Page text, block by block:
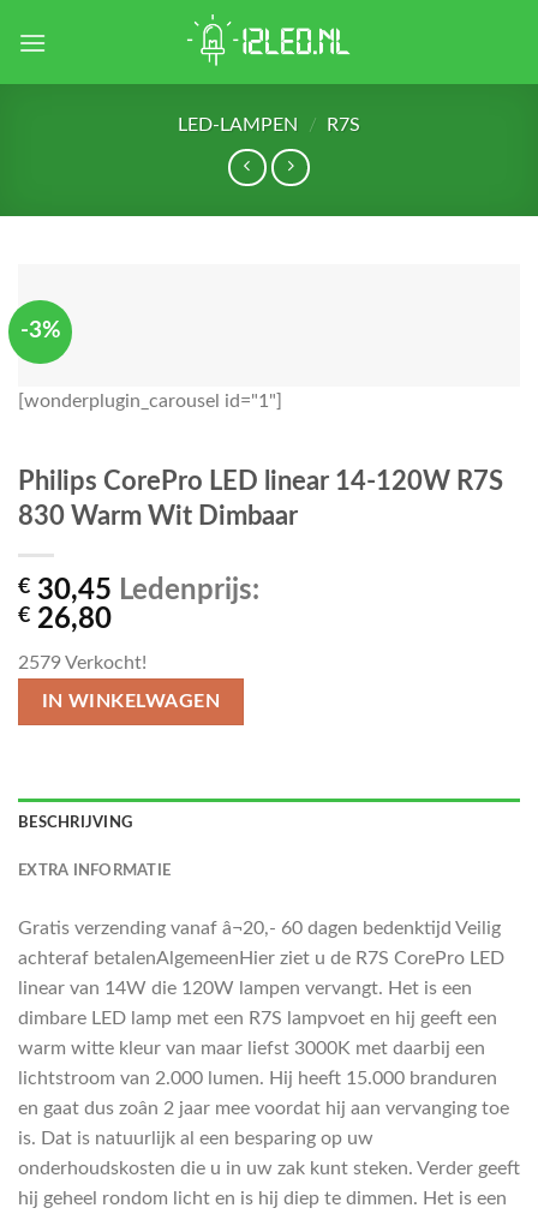
LED-LAMPEN / R7S
-3%
[wonderplugin_carousel id="1"]
Philips CorePro LED linear 14-120W R7S
830 Warm Wit Dimbaar
€ 30,45 Ledenprijs:
€ 26,80
2579Verkocht!
IN WINKELWAGEN
BESCHRIJVING
EXTRA INFORMATIE
Gratis verzending vanaf â¬20,- 60 dagen bedenktijd Veilig
achteraf betalenAlgemeenHier ziet u de R7S CorePro LED
linear van 14W die 120W lampen vervangt. Het is een
dimbare LED lamp met een R7S lampvoet en hij geeft een
warm witte kleur van maar liefst 3000K met daarbij een
lichtstroom van 2.000 lumen. Hij heeft 15.000 branduren
en gaat dus zoân 2 jaar mee voordat hij aan vervanging toe
is. Dat is natuurlijk al een besparing op uw
onderhoudskosten die u in uw zak kunt steken. Verder geeft
hij geheel rondom licht en is hij diep te dimmen. Het is een